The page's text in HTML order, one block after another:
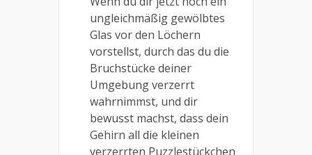
ungleichmäßig gewölbtes
Glas vor den Löchern
vorstellst, durch das du die
Bruchstücke deiner
Umgebung verzerrt
wahrnimmst, und dir
bewusst machst, dass dein
Gehirn all die kleinen
verzerrten Puzzlestückchen